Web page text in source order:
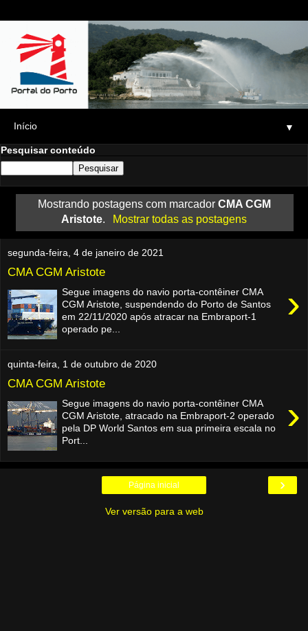
▼
Pesquisar conteúdo
Mostrando postagens com marcador CMA CGM
Aristote. Mostrar todas as postagens
segunda-feira, 4 de janeiro de 2021
CMA CGM Aristote
›
Segue imagens do navio porta-contêiner CMA
CGM Aristote, suspendendo do Porto de Santos
em 22/11/2020 após atracar na Embraport-1
operado pe...
quinta-feira, 1 de outubro de 2020
CMA CGM Aristote
›
Segue imagens do navio porta-contêiner CMA
CGM Aristote, atracado na Embraport-2 operado
pela DP World Santos em sua primeira escala no
Port...
›
Página inicial
Ver versão para a web